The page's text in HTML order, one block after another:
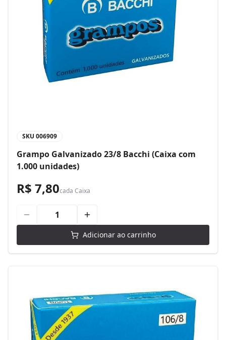
SKU 006909
Grampo Galvanizado 23/8 Bacchi (Caixa com
1.000 unidades)
R$ 7,80cada Caixa
Adicionar ao carrinho